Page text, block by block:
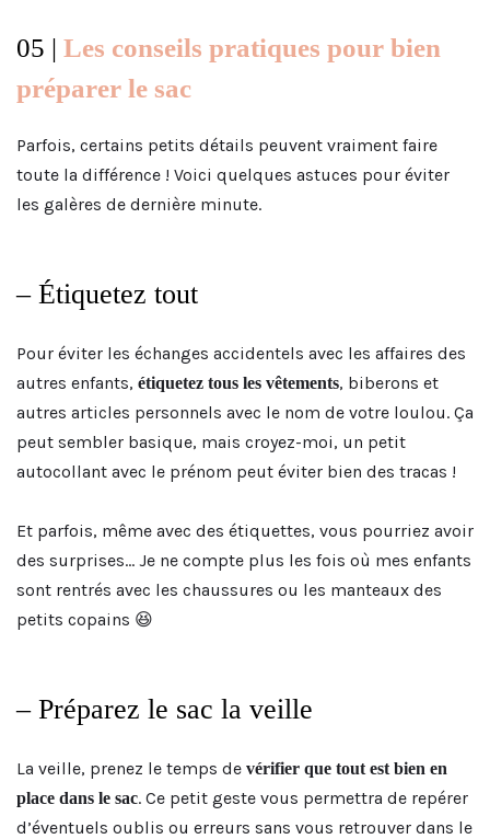
05 | Les conseils pratiques pour bien
préparer le sac
Parfois, certains petits détails peuvent vraiment faire
toute la différence ! Voici quelques astuces pour éviter
les galères de dernière minute.
– Étiquetez tout
Pour éviter les échanges accidentels avec les affaires des
autres enfants, étiquetez tous les vêtements, biberons et
autres articles personnels avec le nom de votre loulou. Ça
peut sembler basique, mais croyez-moi, un petit
autocollant avec le prénom peut éviter bien des tracas !
Et parfois, même avec des étiquettes, vous pourriez avoir
des surprises… Je ne compte plus les fois où mes enfants
sont rentrés avec les chaussures ou les manteaux des
petits copains 😆
– Préparez le sac la veille
La veille, prenez le temps de vérifier que tout est bien en
place dans le sac. Ce petit geste vous permettra de repérer
d’éventuels oublis ou erreurs sans vous retrouver dans le